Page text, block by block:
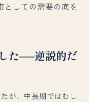
としての需要の底を
た──逆説的だ
が、中長期ではむし